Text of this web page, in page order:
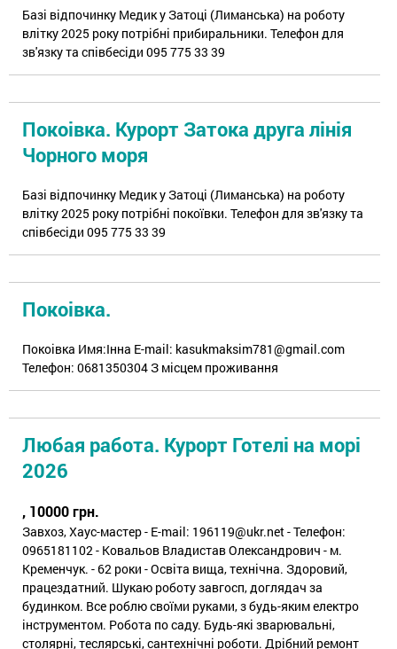
Базі відпочинку Медик у Затоці (Лиманська) на роботу
влітку 2025 року потрібні прибиральники. Телефон для
зв'язку та співбесіди 095 775 33 39
Покоівка. Курорт Затока друга лінія
Чорного моря
Базі відпочинку Медик у Затоці (Лиманська) на роботу
влітку 2025 року потрібні покоївки. Телефон для зв'язку та
співбесіди 095 775 33 39
Покоівка.
Покоівка Имя:Інна E-mail: kasukmaksim781@gmail.com
Телефон: 0681350304 З місцем проживання
Любая работа. Курорт Готелі на морі
2026
, 10000 грн.
Завхоз, Хаус-мастер - E-mail: 196119@ukr.net - Телефон:
0965181102 - Ковальов Владистав Олександрович - м.
Кременчук. - 62 роки - Освіта вища, технічна. Здоровий,
працездатний. Шукаю роботу завгосп, доглядач за
будинком. Все роблю своїми руками, з будь-яким електро
інструментом. Робота по саду. Будь-які зварювальні,
столярні, теслярські, сантехнічні роботи. Дрібний ремонт